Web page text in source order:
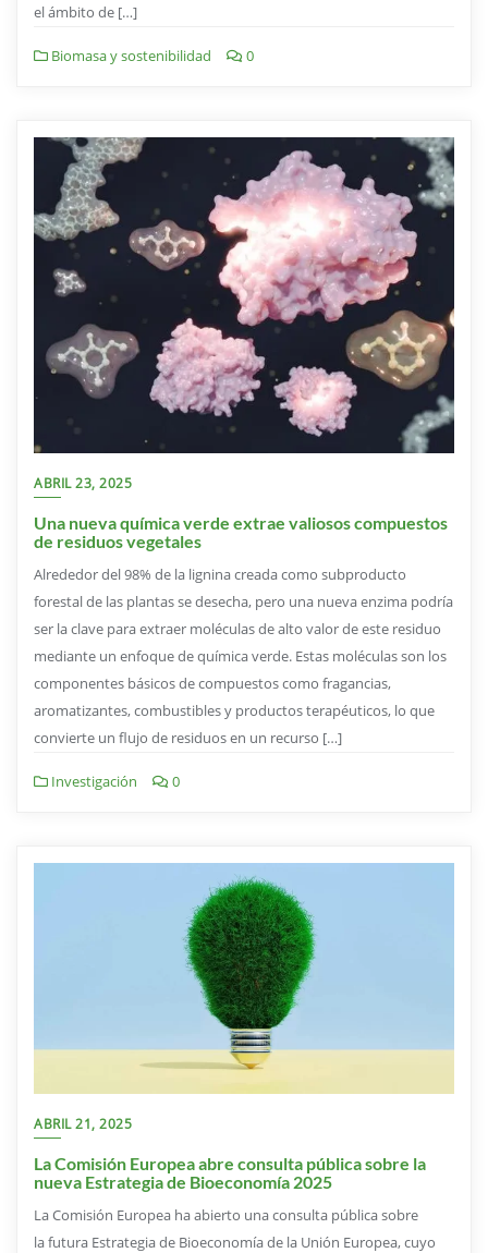
el ámbito de […]
Biomasa y sostenibilidad 0
ABRIL 23, 2025
Una nueva química verde extrae valiosos compuestos
de residuos vegetales
Alrededor del 98% de la lignina creada como subproducto
forestal de las plantas se desecha, pero una nueva enzima podría
ser la clave para extraer moléculas de alto valor de este residuo
mediante un enfoque de química verde. Estas moléculas son los
componentes básicos de compuestos como fragancias,
aromatizantes, combustibles y productos terapéuticos, lo que
convierte un flujo de residuos en un recurso […]
Investigación 0
ABRIL 21, 2025
La Comisión Europea abre consulta pública sobre la
nueva Estrategia de Bioeconomía 2025
La Comisión Europea ha abierto una consulta pública sobre
la futura Estrategia de Bioeconomía de la Unión Europea, cuyo